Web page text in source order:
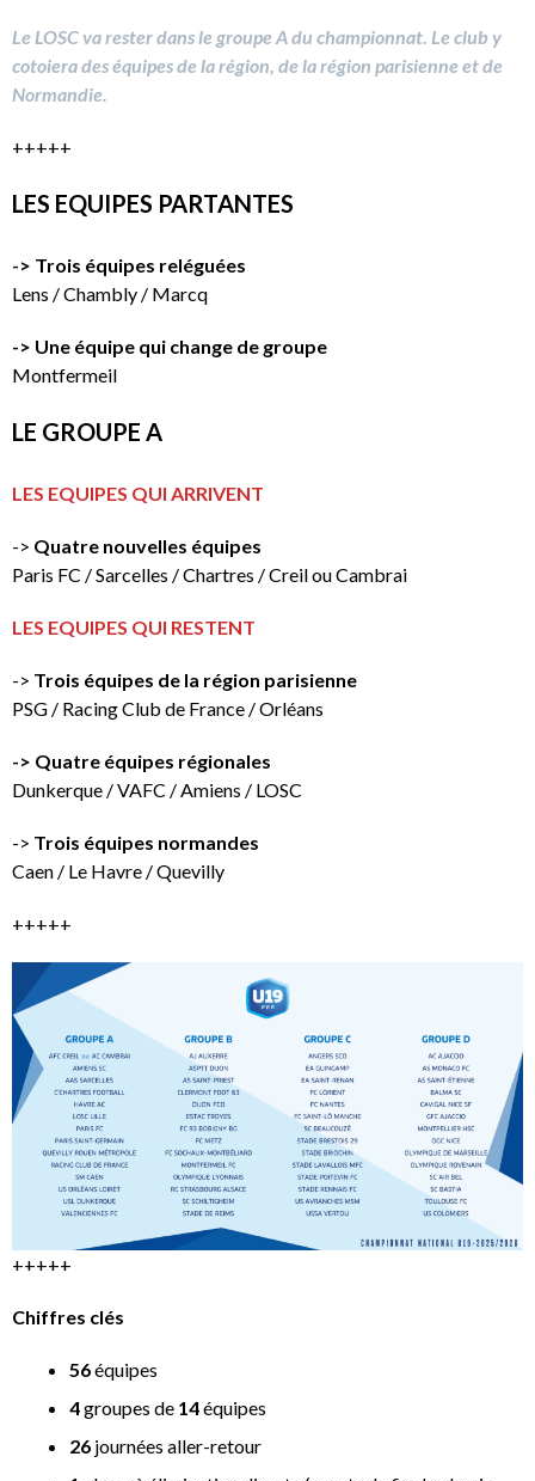
Le LOSC va rester dans le groupe A du championnat. Le club y
cotoiera des équipes de la région, de la région parisienne et de
Normandie.
+++++
LES EQUIPES PARTANTES
-> Trois équipes reléguées
Lens / Chambly / Marcq
-> Une équipe qui change de groupe
Montfermeil
LE GROUPE A
LES EQUIPES QUI ARRIVENT
-> Quatre nouvelles équipes
Paris FC / Sarcelles / Chartres / Creil ou Cambrai
LES EQUIPES QUI RESTENT
-> Trois équipes de la région parisienne
PSG / Racing Club de France / Orléans
-> Quatre équipes régionales
Dunkerque / VAFC / Amiens / LOSC
-> Trois équipes normandes
Caen / Le Havre / Quevilly
+++++
+++++
Chiffres clés
56équipes
4groupes de 14équipes
26 journées aller-retour